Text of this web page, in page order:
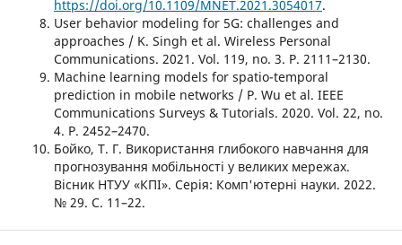
https://doi.org/10.1109/MNET.2021.3054017.
User behavior modeling for 5G: challenges and
approaches / K. Singh et al. Wireless Personal
Communications. 2021. Vol. 119, no. 3. P. 2111–2130.
Machine learning models for spatio-temporal
prediction in mobile networks / P. Wu et al. IEEE
Communications Surveys & Tutorials. 2020. Vol. 22, no.
4. P. 2452–2470.
Бойко, Т. Г. Використання глибокого навчання для
прогнозування мобільності у великих мережах.
Вісник НТУУ «КПІ». Серія: Комп'ютерні науки. 2022.
№ 29. С. 11–22.